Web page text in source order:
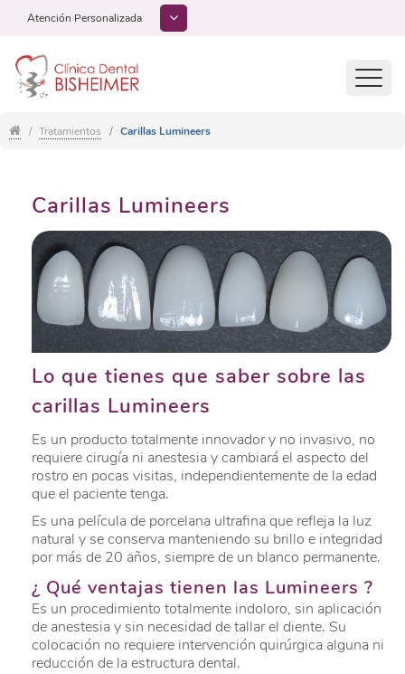
Atención Personalizada
Tratamientos Carillas Lumineers
Carillas Lumineers
Lo que tienes que saber sobre las
carillas Lumineers
Es un producto totalmente innovador y no invasivo, no
requiere cirugía ni anestesia y cambiará el aspecto del
rostro en pocas visitas, independientemente de la edad
que el paciente tenga.
Es una película de porcelana ultrafina que refleja la luz
natural y se conserva manteniendo su brillo e integridad
por más de 20 años, siempre de un blanco permanente.
¿ Qué ventajas tienen las Lumineers ?
Es un procedimiento totalmente indoloro, sin aplicación
de anestesia y sin necesidad de tallar el diente. Su
colocación no requiere intervención quirúrgica alguna ni
reducción de la estructura dental.